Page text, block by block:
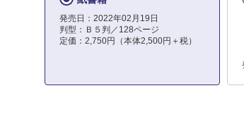
発売日：2022年02月19日
判型：Ｂ５判／128ページ
定価：2,750円（本体2,500円＋税）